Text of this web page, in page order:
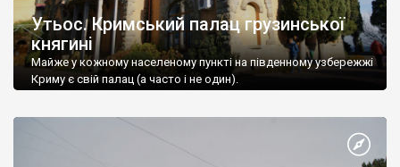
Утьос. Кримський палац грузинської
княгині
Майже у кожному населеному пункті на південному узбережжі
Криму є свій палац (а часто і не один).